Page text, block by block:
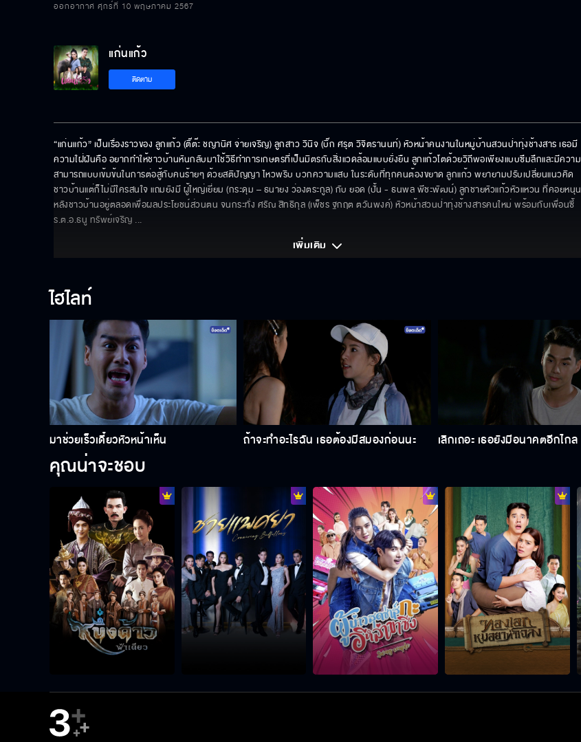
ออกอากาศ ศุกร์ที่ 10 พฤษภาคม 2567
แก่นแก้ว
ติดตาม
“แก่นแก้ว” เป็นเรื่องราวของ ลูกแก้ว (ติ๊ต๊ะ ชญานิศ จ่ายเจริญ) ลูกสาว วินิจ (บิ๊ก ศรุต วิจิตรานนท์) หัวหน้าคนงานในหมู่บ้านสวนป่าทุ่งช้างสาร เธอมี
ความใฝ่ฝันคือ อยากทำให้ชาวบ้านหันกลับมาใช้วิธีทำการเกษตรที่เป็นมิตรกับสิ่งแวดล้อมแบบยั่งยืน ลูกแก้วโตด้วยวิถีพอเพียงแบบซึมลึกและมีความ
สามารถแบบเข้มข้นในการต่อสู้กับคนร้ายๆ ด้วยสติปัญญา ไหวพริบ บวกความแสบ ในระดับที่ทุกคนต้องขยาด ลูกแก้ว พยายามปรับเปลี่ยนแนวคิด
ชาวบ้านแต่ก็ไม่มีใครสนใจ แถมยังมี ผู้ใหญ่เยี่ยม (กระดุม – ธนายง ว่องตระกูล) กับ ยอด (ปั้น - ธนพล พีชะพัฒน์) ลูกชายหัวแก้วหัวแหวน ที่คอยหนุน
หลังชาวบ้านอยู่ตลอดเพื่อผลประโยชน์ส่วนตน จนกระทั่ง ศรัณ สิทธิกุล (เพ็ชร ฐกฤต ตวันพงค์) หัวหน้าสวนป่าทุ่งช้างสารคนใหม่ พร้อมกับเพื่อนซี้
ร.ต.อ.ธนู ทรัพย์เจริญ ...
เพิ่มเติม
ไฮไลท์
มาช่วยเร็วเดี๋ยวหัวหน้าเห็น ถ้าจะทำอะไรฉัน เธอต้องมีสมองก่อนนะ เลิกเถอะ เธอยังมีอนาคตอีกไกล
คุณน่าจะชอบ